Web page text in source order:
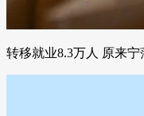
转移就业8.3万人 原来